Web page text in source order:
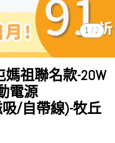
1 /2
媽祖聯名款-20W
電源
吸/自帶線)-牧丘